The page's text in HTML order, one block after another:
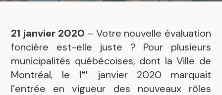
21 janvier 2020 – Votre nouvelle évaluation
foncière est-elle juste ? Pour plusieurs
municipalités québécoises, dont la Ville de
Montréal, le 1er
janvier 2020 marquait
l’entrée en vigueur des nouveaux rôles